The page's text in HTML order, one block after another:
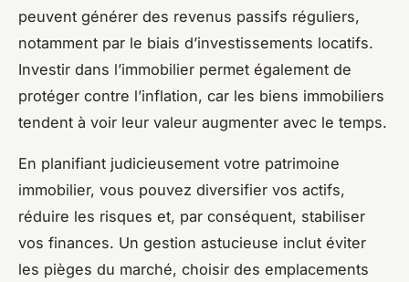
peuvent générer des revenus passifs réguliers,
notamment par le biais d’investissements locatifs.
Investir dans l’immobilier permet également de
protéger contre l’inflation, car les biens immobiliers
tendent à voir leur valeur augmenter avec le temps.
En planifiant judicieusement votre patrimoine
immobilier, vous pouvez diversifier vos actifs,
réduire les risques et, par conséquent, stabiliser
vos finances. Un gestion astucieuse inclut éviter
les pièges du marché, choisir des emplacements